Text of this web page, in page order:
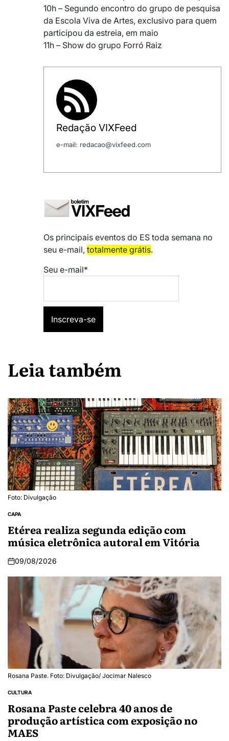
10h – Segundo encontro do grupo de pesquisa
da Escola Viva de Artes, exclusivo para quem
participou da estreia, em maio
11h – Show do grupo Forró Raiz
Redação VIXFeed
e-mail: redacao@vixfeed.com
Os principais eventos do ES toda semana no
seu e-mail, totalmente grátis.
Seu e-mail*
Leia também
Foto: Divulgação
CAPA
Etérea realiza segunda edição com
música eletrônica autoral em Vitória
09/08/2026
Rosana Paste. Foto: Divulgação/ Jocimar Nalesco
CULTURA
Rosana Paste celebra 40 anos de
produção artística com exposição no
MAES